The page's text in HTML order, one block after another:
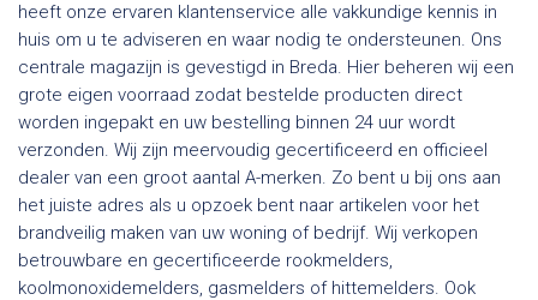
heeft onze ervaren klantenservice alle vakkundige kennis in
huis om u te adviseren en waar nodig te ondersteunen. Ons
centrale magazijn is gevestigd in Breda. Hier beheren wij een
grote eigen voorraad zodat bestelde producten direct
worden ingepakt en uw bestelling binnen 24 uur wordt
verzonden. Wij zijn meervoudig gecertificeerd en officieel
dealer van een groot aantal A-merken. Zo bent u bij ons aan
het juiste adres als u opzoek bent naar artikelen voor het
brandveilig maken van uw woning of bedrijf. Wij verkopen
betrouwbare en gecertificeerde rookmelders,
koolmonoxidemelders, gasmelders of hittemelders. Ook